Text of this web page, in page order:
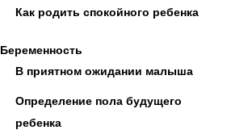
Как родить спокойного ребенка
Беременность
В приятном ожидании малыша
Определение пола будущего
ребенка